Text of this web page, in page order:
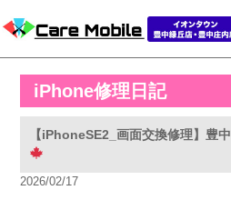
iPhone修理日記
【iPhoneSE2_画面交換修理】豊
2026/02/17